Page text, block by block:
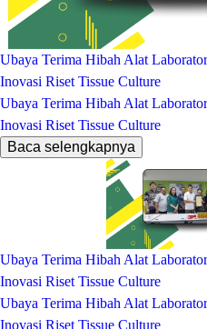
Ubaya Terima Hibah Alat
Inovasi Riset Tissue Culture
Ubaya Terima Hibah Alat
Inovasi Riset Tissue Culture
Baca selengkapnya
Ubaya Terima Hibah Alat
Inovasi Riset Tissue Culture
Ubaya Terima Hibah Alat
Inovasi Riset Tissue Culture